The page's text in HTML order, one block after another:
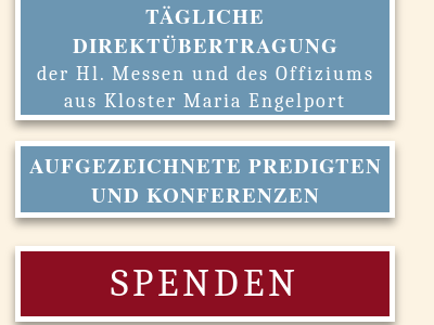
TÄGLICHE
DIREKTÜBERTRAGUNG
der Hl. Messen und des Offiziums
aus Kloster Maria Engelport
AUFGEZEICHNETE PREDIGTEN
UND KONFERENZEN
SPENDEN